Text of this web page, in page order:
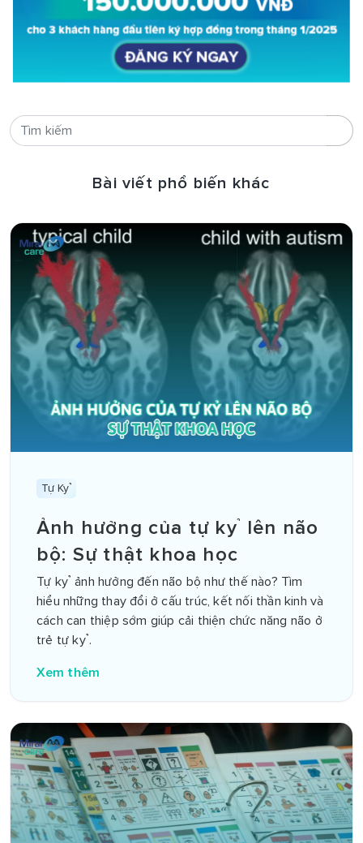
Bài viết phổ biến khác
Tự Kỷ
Ảnh hưởng của tự kỷ lên não
bộ: Sự thật khoa học
Tự kỷ ảnh hưởng đến não bộ như thế nào? Tìm
hiểu những thay đổi ở cấu trúc, kết nối thần kinh và
cách can thiệp sớm giúp cải thiện chức năng não ở
trẻ tự kỷ.
Xem thêm